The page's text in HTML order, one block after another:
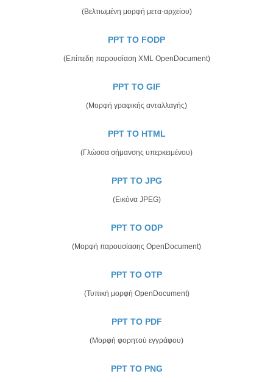
(Βελτιωμένη μορφή μετα-αρχείου)
PPT TO FODP
(Επίπεδη παρουσίαση XML OpenDocument)
PPT TO GIF
(Μορφή γραφικής ανταλλαγής)
PPT TO HTML
(Γλώσσα σήμανσης υπερκειμένου)
PPT TO JPG
(Εικόνα JPEG)
PPT TO ODP
(Μορφή παρουσίασης OpenDocument)
PPT TO OTP
(Τυπική μορφή OpenDocument)
PPT TO PDF
(Μορφή φορητού εγγράφου)
PPT TO PNG